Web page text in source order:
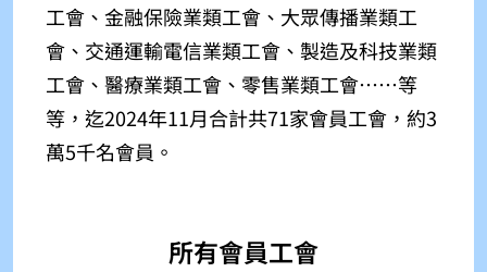
工會、金融保險業類工會、大眾傳播業類工
會、交通運輸電信業類工會、製造及科技業類
工會、醫療業類工會、零售業類工會⋯⋯等
等，迄2024年11月合計共71家會員工會，約3
萬5千名會員。
所有會員工會